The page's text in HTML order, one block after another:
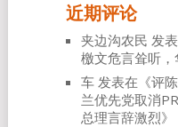
近期评论
夹边沟农民 发
檄文危言耸听
车发表在《评
兰优先党取消
总理言辞激烈》